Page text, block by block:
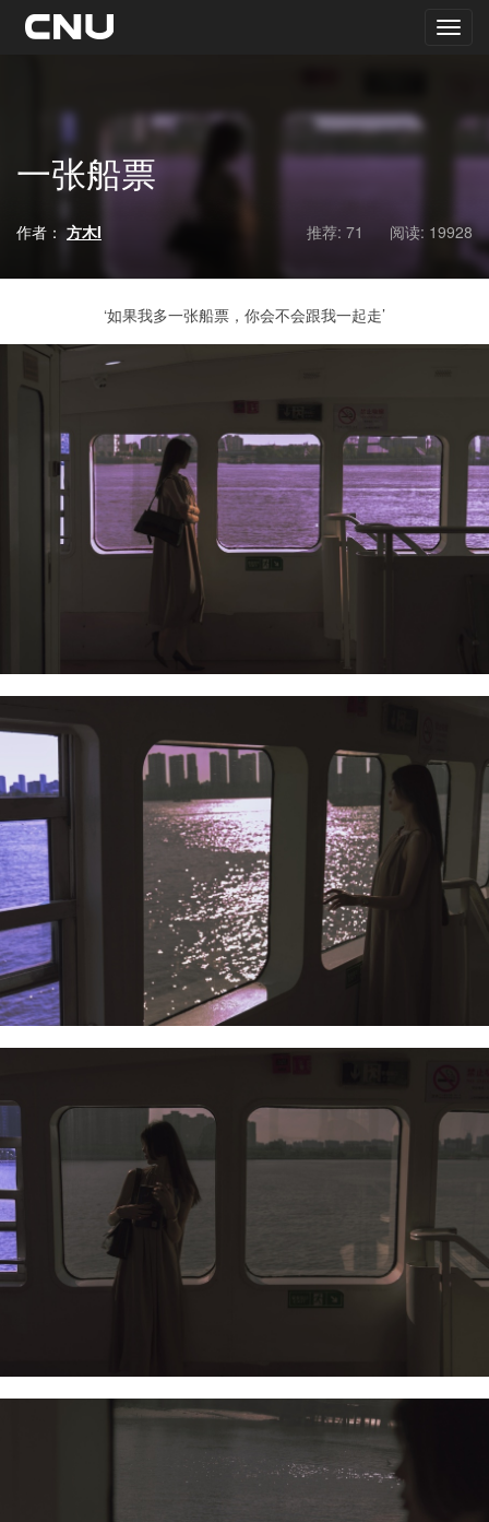
一张船票
作者： 方木I 推荐: 71 阅读: 19928
‘如果我多一张船票，你会不会跟我一起走’